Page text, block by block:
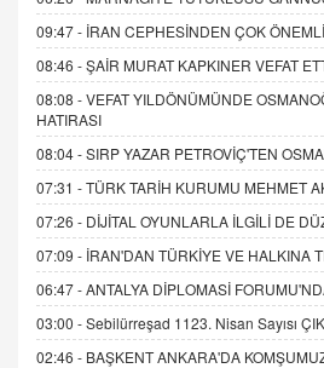
09:47 - İRAN CEPHESİNDEN ÇOK
08:46 -ŞAİR MURAT KAPKINER VEFAT
08:08 -VEFAT YILDÖNÜMÜNDE
HATIRASI
08:04 -SIRP YAZAR PETROVİÇ'TEN
07:31 -TÜRK TARİH KURUMU MEHMET
07:26 - DİJİTAL OYUNLARLA İLGİLİ DE
07:09 - İRAN'DAN TÜRKİYE VE HALKINA
06:47 -ANTALYA DİPLOMASİ
03:00 -Sebilürreşad 1123. Nisan Sayısı
02:46 - BAŞKENT ANKARA'DA